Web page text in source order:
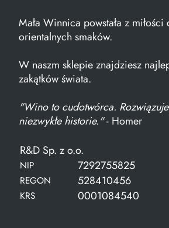
Mała Winnica powstała z
orientalnych smaków.
W naszm sklepie znajdziesz
zakątków świata.
"Wino to cudotwórca.
niezwykłe historie."- Homer
R&D Sp. z o.o.
NIP 7292755825
REGON 528410456
KRS 0001084540